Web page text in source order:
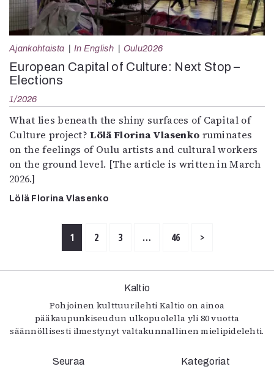
Ajankohtaista In English Oulu2026
European Capital of Culture: Next Stop –
Elections
1/2026
What lies beneath the shiny surfaces of Capital of
Culture project?Lölä Florina Vlasenko ruminates
on the feelings of Oulu artists and cultural workers
on the ground level. [The article is written in March
2026.]
Lölä Florina Vlasenko
1 2 3 … 46 >
Kaltio
Pohjoinen kulttuurilehti Kaltio on ainoa
pääkaupunkiseudun ulkopuolella yli 80 vuotta
säännöllisesti ilmestynyt valtakunnallinen mielipidelehti.
Seuraa Kategoriat